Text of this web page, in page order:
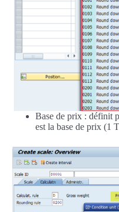
Base de prix : définit
est la base de prix